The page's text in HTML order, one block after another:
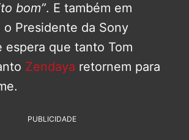
bom”. E também em
Presidente da Sony
espera que tanto Tom
Zendaya retornem para
PUBLICIDADE